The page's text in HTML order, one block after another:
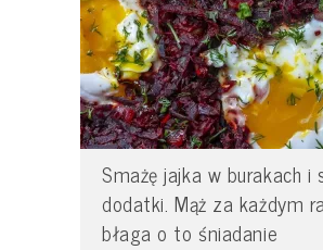
Smażę jajka w burakach i
dodatki. Mąż za każdym
błaga o to śniadanie